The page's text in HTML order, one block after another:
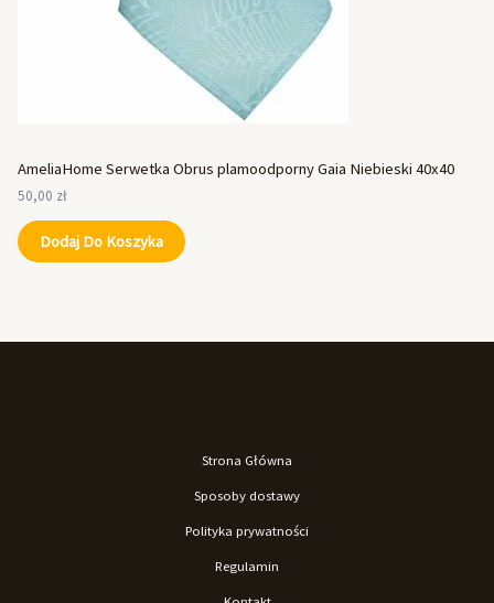
AmeliaHome Serwetka Obrus plamoodporny Gaia Niebieski 40x40
50,00 zł
Dodaj Do Koszyka
Strona Główna
Sposoby dostawy
Polityka prywatności
Regulamin